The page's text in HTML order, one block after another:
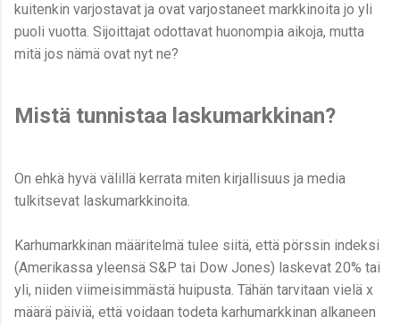
kuitenkin varjostavat ja ovat varjostaneet markkinoita jo yli
puoli vuotta. Sijoittajat odottavat huonompia aikoja, mutta
mitä jos nämä ovat nyt ne?
Mistä tunnistaa laskumarkkinan?
On ehkä hyvä välillä kerrata miten kirjallisuus ja media
tulkitsevat laskumarkkinoita.
Karhumarkkinan määritelmä tulee siitä, että pörssin indeksi
(Amerikassa yleensä S&P tai Dow Jones) laskevat 20% tai
yli, niiden viimeisimmästä huipusta. Tähän tarvitaan vielä x
määrä päiviä, että voidaan todeta karhumarkkinan alkaneen